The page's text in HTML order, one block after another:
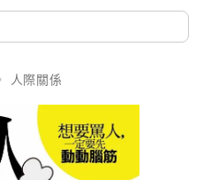
人際關係